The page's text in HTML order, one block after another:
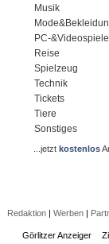
Musik
PC-&Videospiele
Reise
Spielzeug
Technik
Tickets
Tiere
Sonstiges
...jetztkostenlos
Redaktion| Werben|
Görlitzer Anzeiger